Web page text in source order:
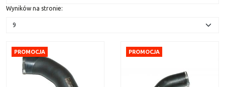
Wyników na stronie:
PROMOCJA PROMOCJA